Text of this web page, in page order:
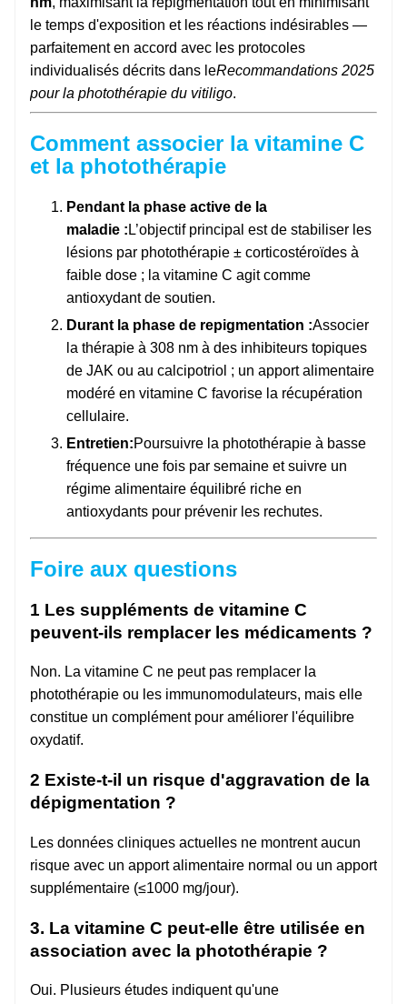
le temps d'exposition et les réactions indésirables —
parfaitement en accord avec les protocoles
individualisés décrits dans leRecommandations 2025
pour la photothérapie du vitiligo.
Comment associer la vitamine C
et la photothérapie
Pendant la phase active de la
maladie : L’objectif principal est de stabiliser les
lésions par photothérapie ± corticostéroïdes à
faible dose ; la vitamine C agit comme
antioxydant de soutien.
Durant la phase de repigmentation :Associer
la thérapie à 308 nm à des inhibiteurs topiques
de JAK ou au calcipotriol ; un apport alimentaire
modéré en vitamine C favorise la récupération
cellulaire.
Entretien:Poursuivre la photothérapie à basse
fréquence une fois par semaine et suivre un
régime alimentaire équilibré riche en
antioxydants pour prévenir les rechutes.
Foire aux questions
1 Les suppléments de vitamine C
peuvent-ils remplacer les médicaments ?
Non. La vitamine C ne peut pas remplacer la
photothérapie ou les immunomodulateurs, mais elle
constitue un complément pour améliorer l'équilibre
oxydatif.
2 Existe-t-il un risque d'aggravation de la
dépigmentation ?
Les données cliniques actuelles ne montrent aucun
risque avec un apport alimentaire normal ou un apport
supplémentaire (≤1000 mg/jour).
3. La vitamine C peut-elle être utilisée en
association avec la photothérapie ?
Oui. Plusieurs études indiquent qu'une